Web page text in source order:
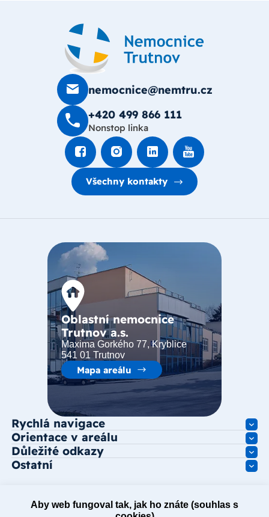
nemocnice@nemtru.cz
+420 499 8­66 111
Nonstop linka
Všechny kontakty
Oblastní nemocnice
Trutnov a.s.
Maxima Gorkého 77, Kryblice
541 01 Trutnov
Mapa areálu
Rychlá navigace
Orientace v areálu
Důležité odkazy
Ostatní
Aby web fungoval tak, jak ho znáte (souhlas s